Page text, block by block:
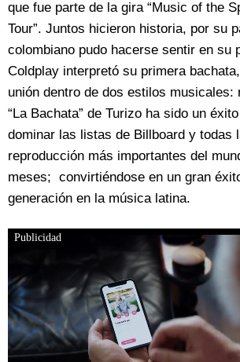
que fue parte de la gira “Music of the
Tour”. Juntos hicieron historia, por su
colombiano pudo hacerse sentir en su
Coldplay interpretó su primera
unión dentro de dos estilos musicales:
“La Bachata” de Turizo ha sido un
dominar las listas de Billboard y todas
reproducción más importantes del
meses; convirtiéndose en un gran
generación en la música latina.
Publicidad